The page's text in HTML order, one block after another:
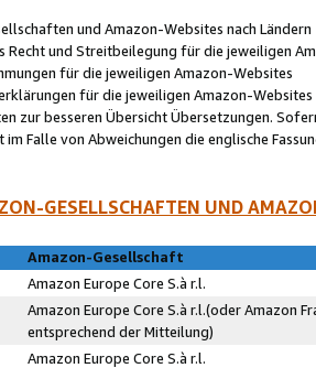
und Amazon-Websites nach Ländern
Recht und Streitbeilegung für die jeweiligen
für die jeweiligen Amazon-Websites
für die jeweiligen Amazon-Websites
zur besseren Übersicht Übersetzungen.
Falle von Abweichungen die englische
GESELLSCHAFTEN UND
Amazon-Gesellschaft
Amazon Europe Core S.à r.l.
Amazon Europe Core S.à r.l.(oder Amazon
entsprechend der Mitteilung)
Amazon Europe Core S.à r.l.